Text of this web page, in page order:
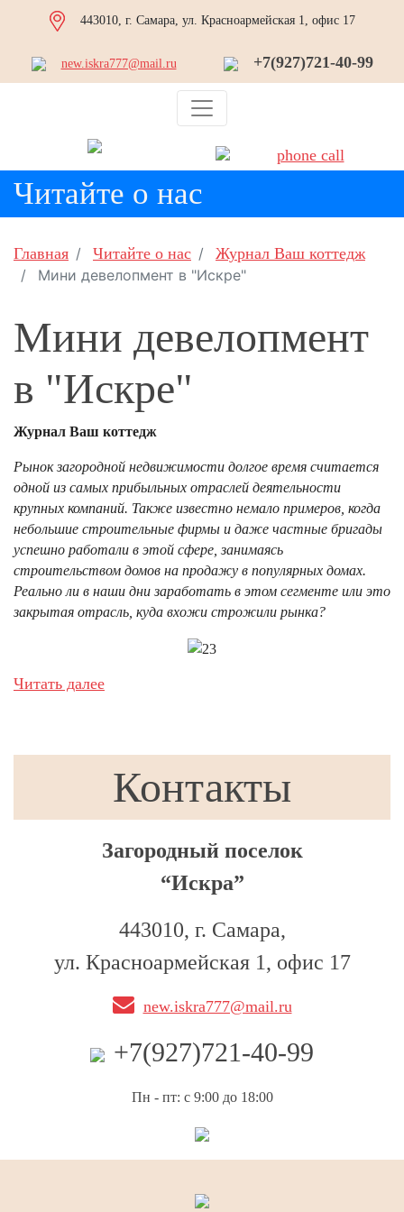
443010, г. Самара, ул. Красноармейская 1, офис 17
new.iskra777@mail.ru +7(927)721-40-99
Читайте о нас
Главная Читайте о нас
Журнал Ваш коттедж
Мини девелопмент в "Искре"
Мини девелопмент
в "Искре"
Журнал Ваш коттедж
Рынок загородной недвижимости долгое время считается
одной из самых прибыльных отраслей деятельности
крупных компаний. Также известно немало примеров, когда
небольшие строительные фирмы и даже частные бригады
успешно работали в этой сфере, занимаясь
строительством домов на продажу в популярных домах.
Реально ли в наши дни заработать в этом сегменте или это
закрытая отрасль, куда вхожи строжили рынка?
Читать далее
Контакты
Загородный поселок
“Искра”
443010, г. Самара,
ул. Красноармейская 1, офис 17
new.iskra777@mail.ru
+7(927)721-40-99
Пн - пт: с 9:00 до 18:00